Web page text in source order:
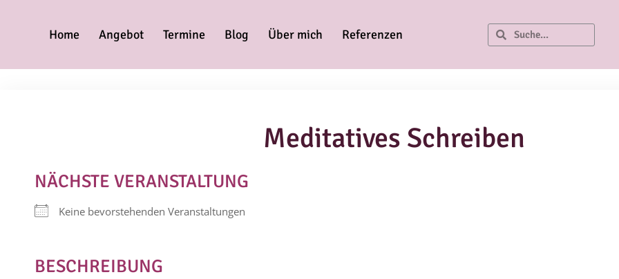
Home Angebot Termine Blog Über mich Referenzen
Meditatives Schreiben
NÄCHSTE VERANSTALTUNG
Keine bevorstehenden Veranstaltungen
BESCHREIBUNG